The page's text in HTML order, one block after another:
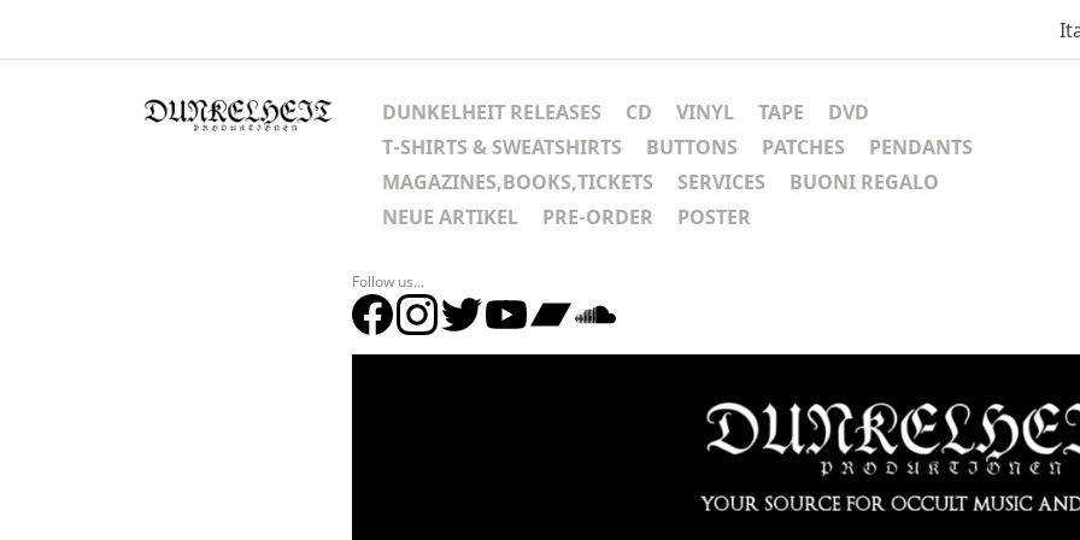
DUNKELHEIT RELEASES CD VINYL TAPE
DVD
T-SHIRTS & SWEATSHIRTS
BUTTONS PATCHES
PENDANTS
MAGAZINES,BOOKS,TICKETS
SERVICES
BUONI REGALO
NEUE ARTIKEL
PRE-ORDER POSTER
Follow us...